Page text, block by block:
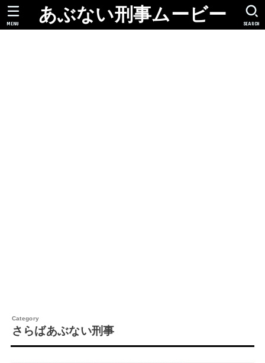
あぶない刑事ムービー SEARCH
MENU
さらばあぶない刑事